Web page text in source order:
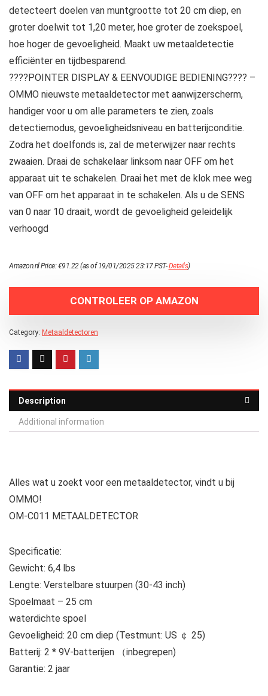
detecteert doelen van muntgrootte tot 20 cm diep, en
groter doelwit tot 1,20 meter, hoe groter de zoekspoel,
hoe hoger de gevoeligheid. Maakt uw metaaldetectie
efficiënter en tijdbesparend.
????POINTER DISPLAY & EENVOUDIGE BEDIENING???? –
OMMO nieuwste metaaldetector met aanwijzerscherm,
handiger voor u om alle parameters te zien, zoals
detectiemodus, gevoeligheidsniveau en batterijconditie.
Zodra het doelfonds is, zal de meterwijzer naar rechts
zwaaien. Draai de schakelaar linksom naar OFF om het
apparaat uit te schakelen. Draai het met de klok mee weg
van OFF om het apparaat in te schakelen. Als u de SENS
van 0 naar 10 draait, wordt de gevoeligheid geleidelijk
verhoogd
Amazon.nl Price:€91.22 (as of 19/01/2025 23:17 PST-Details)
CONTROLEER OP AMAZON
Category: Metaaldetectoren
Description
Additional information
Alles wat u zoekt voor een metaaldetector, vindt u bij
OMMO!
OM-C011 METAALDETECTOR
Specificatie:
Gewicht: 6,4 lbs
Lengte: Verstelbare stuurpen (30-43 inch)
Spoelmaat – 25 cm
waterdichte spoel
Gevoeligheid: 20 cm diep (Testmunt: US ￠ 25)
Batterij: 2 * 9V-batterijen （inbegrepen)
Garantie: 2 jaar